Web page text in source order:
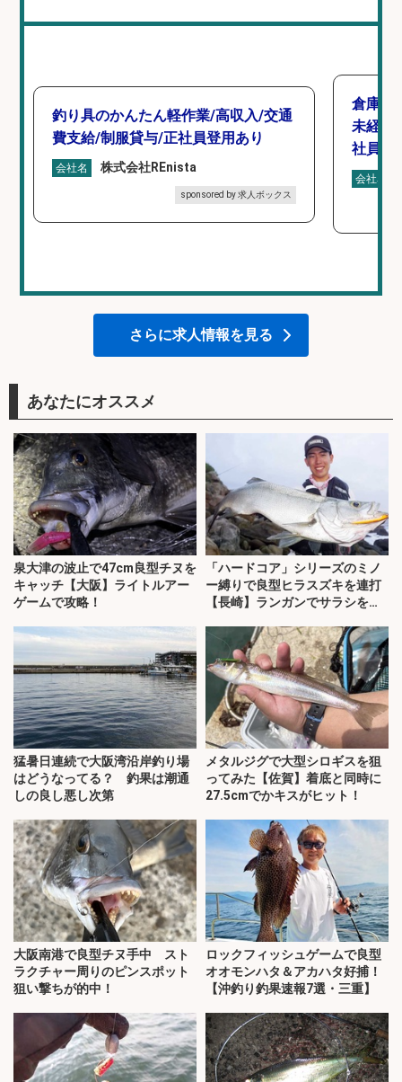
釣り具のかんたん軽作業/高収入/交通
費支給/制服貸与/正社員登用あり
会社名 株式会社REnista
sponsored by 求人ボックス
倉庫で
未経験
社員登
会社名
さらに求人情報を見る
あなたにオススメ
泉大津の波止で47cm良型チヌを
キャッチ【大阪】ライトルアー
ゲームで攻略！
「ハードコア」シリーズのミノ
ー縛りで良型ヒラスズキを連打
【長崎】ランガンでサラシを攻
猛暑日連続で大阪湾沿岸釣り場
はどうなってる？ 釣果は潮通
しの良し悪し次第
メタルジグで大型シロギスを狙
ってみた【佐賀】着底と同時に
27.5cmでかキスがヒット！
大阪南港で良型チヌ手中 スト
ラクチャー周りのピンスポット
狙い撃ちが的中！
ロックフィッシュゲームで良型
オオモンハタ＆アカハタ好捕！
【沖釣り釣果速報7選・三重】